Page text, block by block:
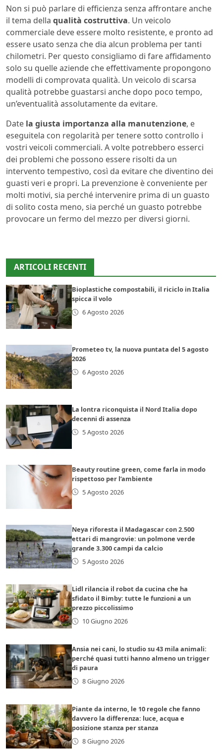
Non si può parlare di efficienza senza affrontare anche
il tema della qualità costruttiva. Un veicolo
commerciale deve essere molto resistente, e pronto ad
essere usato senza che dia alcun problema per tanti
chilometri. Per questo consigliamo di fare affidamento
solo su quelle aziende che effettivamente propongono
modelli di comprovata qualità. Un veicolo di scarsa
qualità potrebbe guastarsi anche dopo poco tempo,
un’eventualità assolutamente da evitare.
Date la giusta importanza alla manutenzione, e
eseguitela con regolarità per tenere sotto controllo i
vostri veicoli commerciali. A volte potrebbero esserci
dei problemi che possono essere risolti da un
intervento tempestivo, così da evitare che diventino dei
guasti veri e propri. La prevenzione è conveniente per
molti motivi, sia perché intervenire prima di un guasto
di solito costa meno, sia perché un guasto potrebbe
provocare un fermo del mezzo per diversi giorni.
ARTICOLI RECENTI
Bioplastiche compostabili, il riciclo in Italia
spicca il volo
6 Agosto 2026
Prometeo tv, la nuova puntata del 5 agosto
2026
6 Agosto 2026
La lontra riconquista il Nord Italia dopo
decenni di assenza
5 Agosto 2026
Beauty routine green, come farla in modo
rispettoso per l’ambiente
5 Agosto 2026
Neya riforesta il Madagascar con 2.500
ettari di mangrovie: un polmone verde
grande 3.300 campi da calcio
5 Agosto 2026
Lidl rilancia il robot da cucina che ha
sfidato il Bimby: tutte le funzioni a un
prezzo piccolissimo
10 Giugno 2026
Ansia nei cani, lo studio su 43 mila animali:
perché quasi tutti hanno almeno un trigger
di paura
8 Giugno 2026
Piante da interno, le 10 regole che fanno
davvero la differenza: luce, acqua e
posizione stanza per stanza
8 Giugno 2026